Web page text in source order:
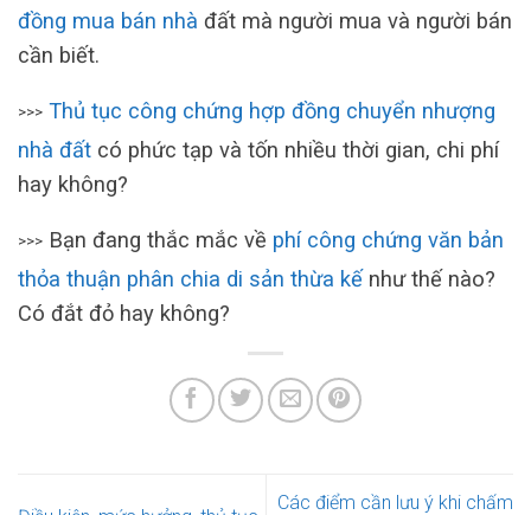
đồng mua bán nhà đất mà người mua và người bán
cần biết.
>>> Thủ tục công chứng hợp đồng chuyển nhượng
nhà đất có phức tạp và tốn nhiều thời gian, chi phí
hay không?
>>> Bạn đang thắc mắc về phí công chứng văn bản
thỏa thuận phân chia di sản thừa kế như thế nào?
Có đắt đỏ hay không?
Các điểm cần lưu ý khi chấm